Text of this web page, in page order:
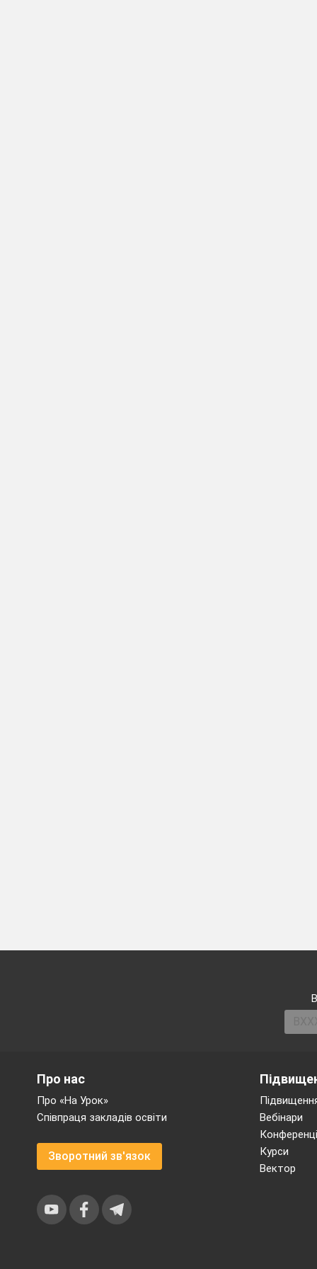
Стефан
Підвищення
Вебінари
Курси
Вектор
Про нас
Про «На Урок»
Співпраця закладів освіти
Зворотний зв'язок